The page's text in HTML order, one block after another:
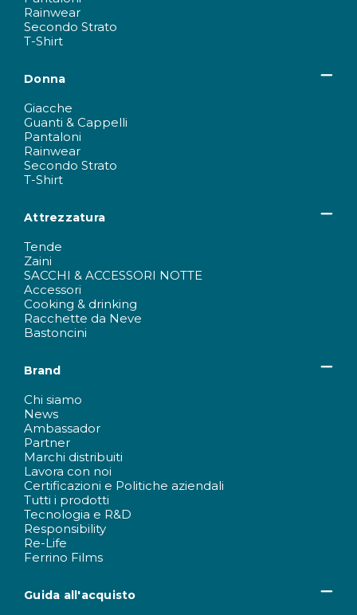
Rainwear
Secondo Strato
T-Shirt
Donna
Giacche
Guanti & Cappelli
Pantaloni
Rainwear
Secondo Strato
T-Shirt
Attrezzatura
Tende
Zaini
SACCHI & ACCESSORI NOTTE
Accessori
Cooking & drinking
Racchette da Neve
Bastoncini
Brand
Chi siamo
News
Ambassador
Partner
Marchi distribuiti
Lavora con noi
Certificazioni e Politiche aziendali
Tutti i prodotti
Tecnologia e R&D
Responsibility
Re-Life
Ferrino Films
Guida all'acquisto